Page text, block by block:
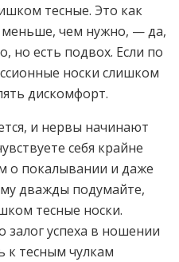
тесные. Это как
чем нужно, — да,
но есть подвох. Если по
носки слишком
дискомфорт.
и нервы начинают
себя крайне
о покалывании и даже
дважды подумайте,
тесные носки.
залог успеха в ношении
к тесным чулкам